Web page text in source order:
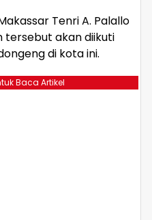
Tenri A. Palallo
akan diikuti
di kota ini.
Baca Artikel